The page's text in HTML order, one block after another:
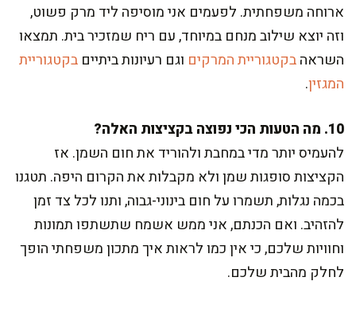
ארוחה משפחתית. לפעמים אני מוסיפה ליד מרק פשוט,
וזה יוצא שילוב מנחם במיוחד, עם ריח שמזכיר בית. תמצאו
השראהבקטגוריית המרקים וגם רעיונות ביתיים בקטגוריית
המגזין.
10. מה הטעות הכי נפוצה בקציצות האלה?
להעמיס יותר מדי במחבת ולהוריד את חום השמן. אז
הקציצות סופגות שמן ולא מקבלות את הקרום היפה. תטגנו
בכמה נגלות, תשמרו על חום בינוני-גבוה, ותנו לכל צד זמן
להזהיב. ואם הכנתם, אני ממש אשמח שתשתפו תמונות
וחוויות שלכם, כי אין כמו לראות איך מתכון משפחתי הופך
לחלק מהבית שלכם.